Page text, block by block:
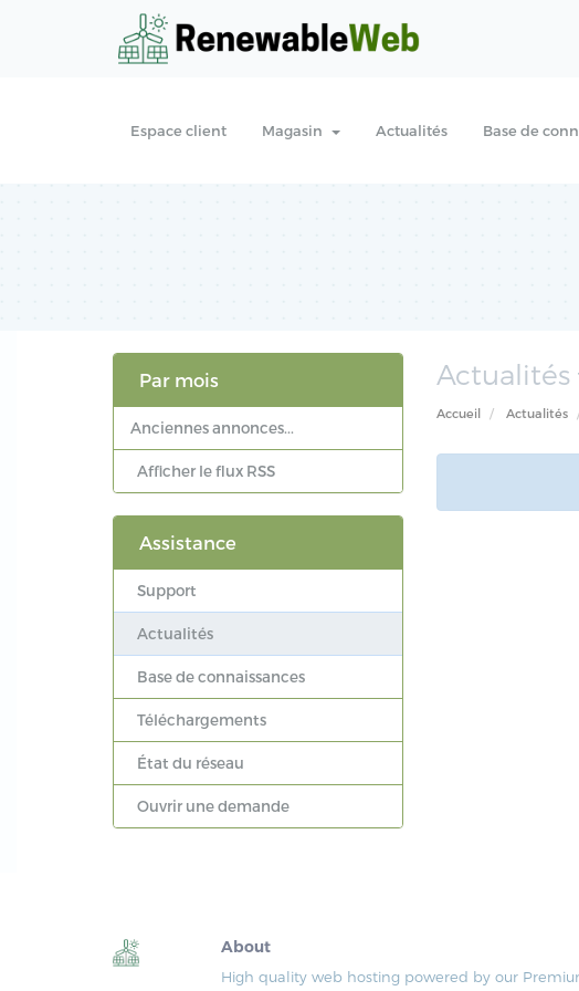
Espace client Magasin Actualités Base de
Actualités
Accueil Actualités
Par mois
Anciennes annonces...
Afficher le flux RSS
Assistance
Support
Actualités
Base de connaissances
Téléchargements
État du réseau
Ouvrir une demande
About
High quality web hosting powered by our